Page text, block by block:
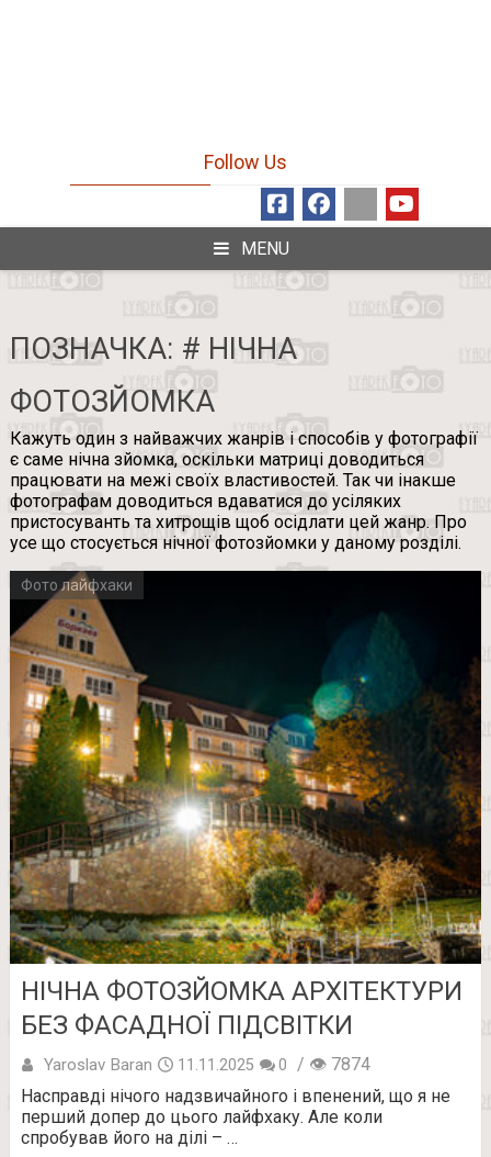
Follow Us
MENU
ПОЗНАЧКА: # НІЧНА
ФОТОЗЙОМКА
Кажуть один з найважчих жанрів і способів у фотографії
є саме нічна зйомка, оскільки матриці доводиться
працювати на межі своїх властивостей. Так чи інакше
фотографам доводиться вдаватися до усіляких
пристосуванть та хитрощів щоб осідлати цей жанр. Про
усе що стосується нічної фотозйомки у даному розділі.
Фото лайфхаки
НІЧНА ФОТОЗЙОМКА АРХІТЕКТУРИ
БЕЗ ФАСАДНОЇ ПІДСВІТКИ
Yaroslav Baran 11.11.2025 0 / 👁 7874
Насправді нічого надзвичайного і впенений, що я не
перший допер до цього лайфхаку. Але коли
спробував його на ділі – …